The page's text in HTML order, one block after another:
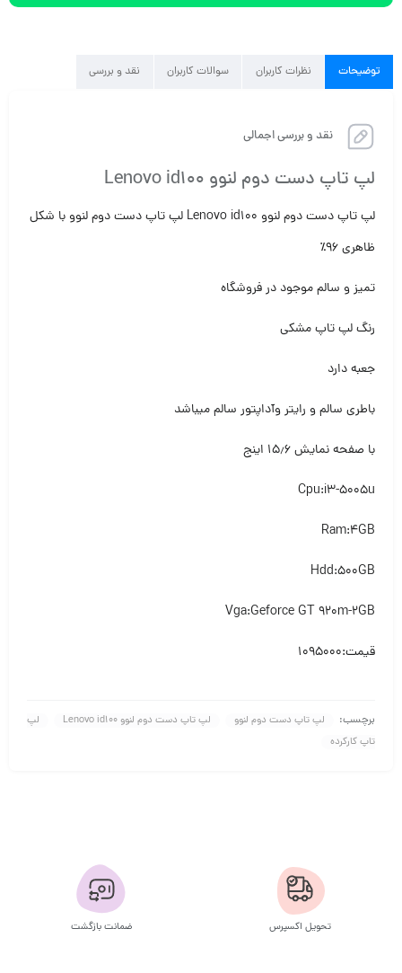
توضیحات نظرات کاربران سوالات کاربران نقد و بررسی
نقد و بررسی اجمالی
لپ تاپ دست دوم لنوو Lenovo id100
لپ تاپ دست دوم لنوو Lenovo id100 لپ تاپ دست دوم لنوو با شکل
ظاهری ۹۶٪
تمیز و سالم موجود در فروشگاه
رنگ لپ تاپ مشکی
جعبه دارد
باطری سالم و رایتر وآداپتور سالم میباشد
با صفحه نمایش ۱۵٫۶ اینج
Cpu:i3-5005u
Ram:4GB
Hdd:500GB
Vga:Geforce GT 920m-2GB
قیمت:۱۰۹۵۰۰۰
برچسب: لپ تاپ دست دوم لنوو لپ تاپ دست دوم لنوو Lenovo id100
لپ
تاپ کارکرده
تحویل اکسپرس ضمانت بازگشت